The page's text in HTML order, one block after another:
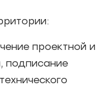
проектной и
подписание